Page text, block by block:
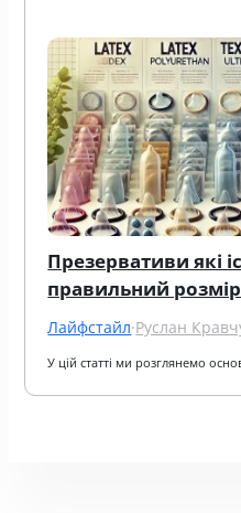
Презервативи які
правильний розмір
Лайфстайл·Руслан
У цій статті ми розглянемо